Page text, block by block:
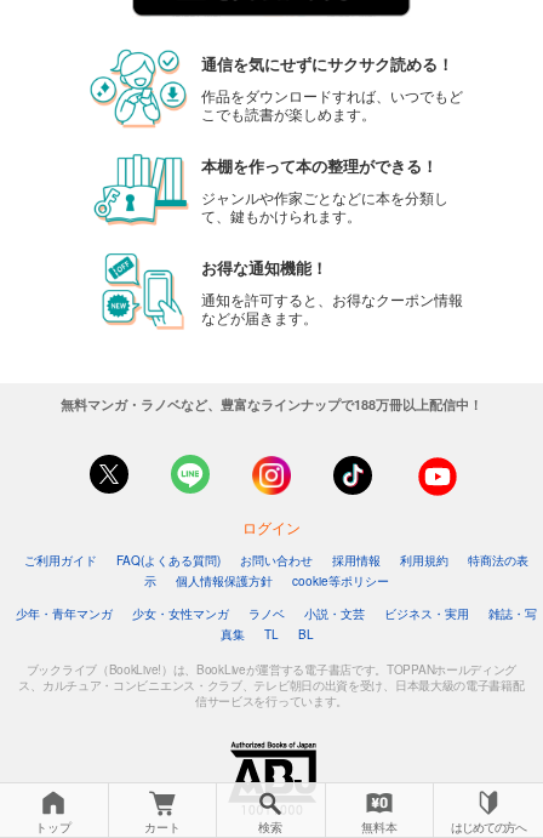
通信を気にせずにサクサク読める！
作品をダウンロードすれば、いつでもど
こでも読書が楽しめます。
本棚を作って本の整理ができる！
ジャンルや作家ごとなどに本を分類し
て、鍵もかけられます。
お得な通知機能！
通知を許可すると、お得なクーポン情報
などが届きます。
無料マンガ・ラノベなど、豊富なラインナップで188万冊以上配信中！
ログイン
ご利用ガイド FAQ(よくある質問) お問い合わせ 採用情報 利用規約
特商法の表
示
個人情報保護方針
cookie等ポリシー
少年・青年マンガ
少女・女性マンガ ラノベ 小説・文芸 ビジネス・実用
雑誌・写
真集
TL BL
ブックライブ（BookLive!）は、BookLiveが運営する電子書店です。TOPPANホールディング
ス、カルチュア・コンビニエンス・クラブ、テレビ朝日の出資を受け、日本最大級の電子書籍配
信サービスを行っています。
トップ カート 検索 無料本 はじめての方へ